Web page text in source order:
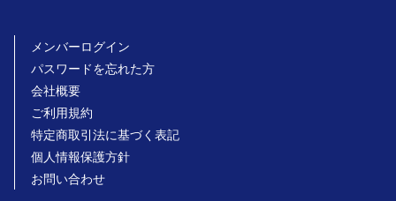
メンバーログイン
パスワードを忘れた方
会社概要
ご利用規約
特定商取引法に基づく表記
個人情報保護方針
お問い合わせ